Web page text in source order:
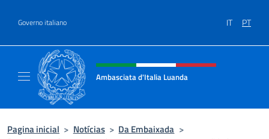
Governo italiano IT PT
Site, social e cabeçalho do menu
Ambasciata d'Italia Luanda
Pagina inicial > Notícias > Da Embaixada >